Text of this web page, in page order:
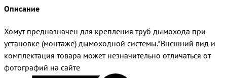
Описание
Хомут предназначен для крепления труб дымохода при
установке (монтаже) дымоходной системы.*Внешний вид и
комплектация товара может незначительно отличаться от
фотографий на сайте